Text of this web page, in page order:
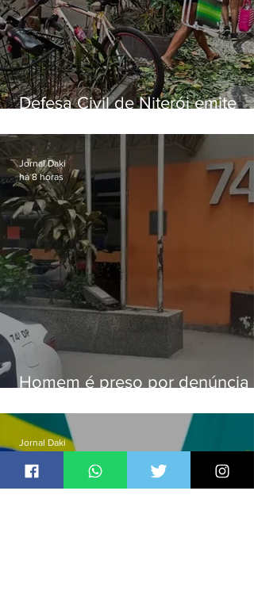
Defesa Civil de Niterói emite
sexta-feira (07)
Homem é preso por denúncia
Alcântara
Jornal Daki
há 8 horas
Jornal Daki